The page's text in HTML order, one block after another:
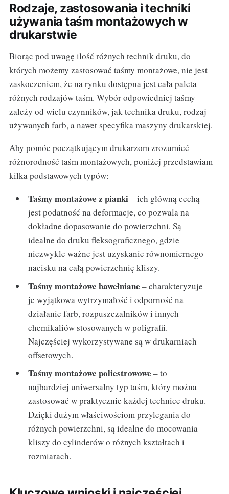
Rodzaje, zastosowania i techniki
używania taśm montażowych w
drukarstwie
Biorąc pod uwagę ilość różnych technik druku, do
których możemy zastosować taśmy montażowe, nie jest
zaskoczeniem, że na rynku dostępna jest cała paleta
różnych rodzajów taśm. Wybór odpowiedniej taśmy
zależy od wielu czynników, jak technika druku, rodzaj
używanych farb, a nawet specyfika maszyny drukarskiej.
Aby pomóc początkującym drukarzom zrozumieć
różnorodność taśm montażowych, poniżej przedstawiam
kilka podstawowych typów:
Taśmy montażowe z pianki– ich główną cechą
jest podatność na deformacje, co pozwala na
dokładne dopasowanie do powierzchni. Są
idealne do druku fleksograficznego, gdzie
niezwykle ważne jest uzyskanie równomiernego
nacisku na całą powierzchnię kliszy.
Taśmy montażowe bawełniane – charakteryzuje
je wyjątkowa wytrzymałość i odporność na
działanie farb, rozpuszczalników i innych
chemikaliów stosowanych w poligrafii.
Najczęściej wykorzystywane są w drukarniach
offsetowych.
Taśmy montażowe poliestrowowe – to
najbardziej uniwersalny typ taśm, który można
zastosować w praktycznie każdej technice druku.
Dzięki dużym właściwościom przylegania do
różnych powierzchni, są idealne do mocowania
kliszy do cylinderów o różnych kształtach i
rozmiarach.